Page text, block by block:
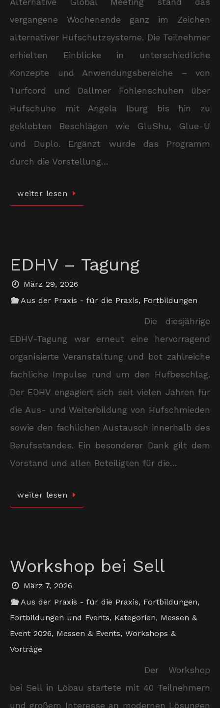
vergangene Wochenende ganz im Zeichen
alternativer Hufschutzsysteme. Die Teilnehmer
erhielten Einblicke in unterschiedliche
Konzepte und Anwendungsbereiche – von
Turfcord und Dallmer Fohlenschuhen über
Hufschuhe mit Angela Iburg bis hin zu
geklebten Beschlägen wie GluShu, Glue-U
und Duplo. Ergänzt wurde das Programm
durch die Vorstellung…
weiter lesen
EDHV – Tagung
März 29, 2026
Aus der Praxis - für die Praxis, Fortbildungen
Die diesjährige
EDHV-Tagung war erneut eine hervorragend
organisierte Veranstaltung und bot zahlreiche
fachliche Impulse rund um den Hufbeschlag.
Der EDHV engagiert sich seit vielen Jahren für
die Aus- und Weiterbildung von Hufschmieden
sowie den fachlichen Austausch innerhalb des
Berufsstandes. Ein besonderer Dank gilt dem
Vorstand und allen Beteiligten für die…
weiter lesen
Workshop bei Sell
März 7, 2026
Aus der Praxis - für die Praxis, Fortbildungen,
Fortbildungen und Events, Kategorien, Messen &
Event 2026, Messen & Events, Workshops &
Vorträge
Der Workshop
bei Sell in Löbau startete mit 40 Teilnehmern
und großem Interesse an modernen Lösungen